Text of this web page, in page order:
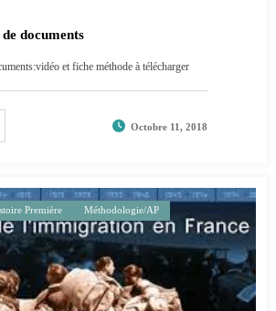
documents
et fiche méthode à télécharger
Octobre 11, 2018
Première Méthodologie/AP